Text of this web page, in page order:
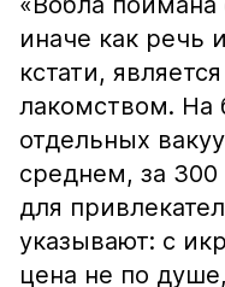
иначе как речь
кстати,
лакомством. На
отдельных
среднем, за
для
указывают: с
цена не по